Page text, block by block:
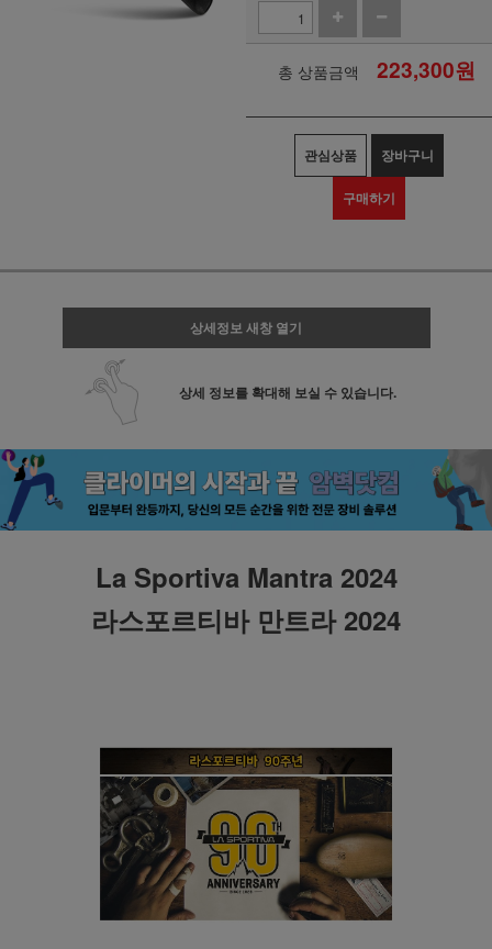
총 상품금액 223,300원
관심상품 장바구니
구매하기
상세정보 새창 열기
상세 정보를 확대해 보실 수 있습니다.
La Sportiva Mantra 2024
라스포르티바 만트라 2024